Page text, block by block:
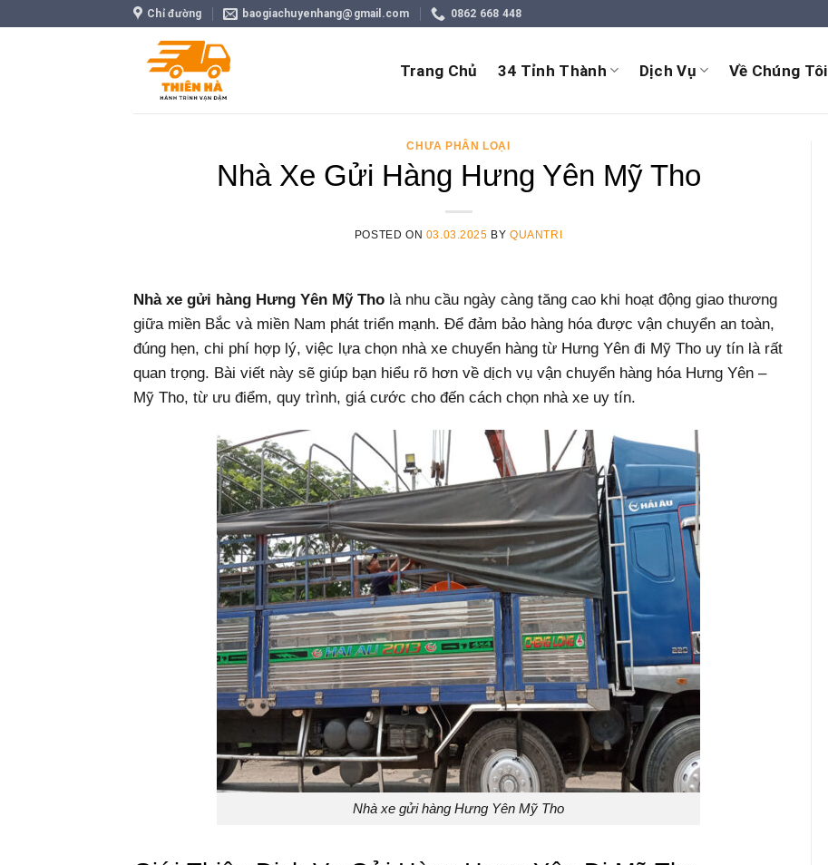
Chỉ đường baogiachuyenhang@gmail.com 0862 668 448
Trang Chủ 34 Tỉnh Thành Dịch Vụ Về Chúng Tôi
CHƯA PHÂN LOẠI
Nhà Xe Gửi Hàng Hưng Yên Mỹ Tho
POSTED ON 03.03.2025 BYQUANTRI
Nhà xe gửi hàng Hưng Yên Mỹ Tho là nhu cầu ngày càng tăng cao khi hoạt động giao thương
giữa miền Bắc và miền Nam phát triển mạnh. Để đảm bảo hàng hóa được vận chuyển an toàn,
đúng hẹn, chi phí hợp lý, việc lựa chọn nhà xe chuyển hàng từ Hưng Yên đi Mỹ Tho uy tín là rất
quan trọng. Bài viết này sẽ giúp bạn hiểu rõ hơn về dịch vụ vận chuyển hàng hóa Hưng Yên –
Mỹ Tho, từ ưu điểm, quy trình, giá cước cho đến cách chọn nhà xe uy tín.
Nhà xe gửi hàng Hưng Yên Mỹ Tho